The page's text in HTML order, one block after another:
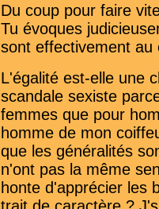
Du coup pour faire
Tu évoques
sont effectivement
L'égalité est-elle une
scandale sexiste
femmes que pour
homme de mon
que les généralités
n'ont pas la même
honte d'apprécier les